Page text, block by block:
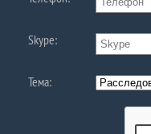
Skype:
Тема: